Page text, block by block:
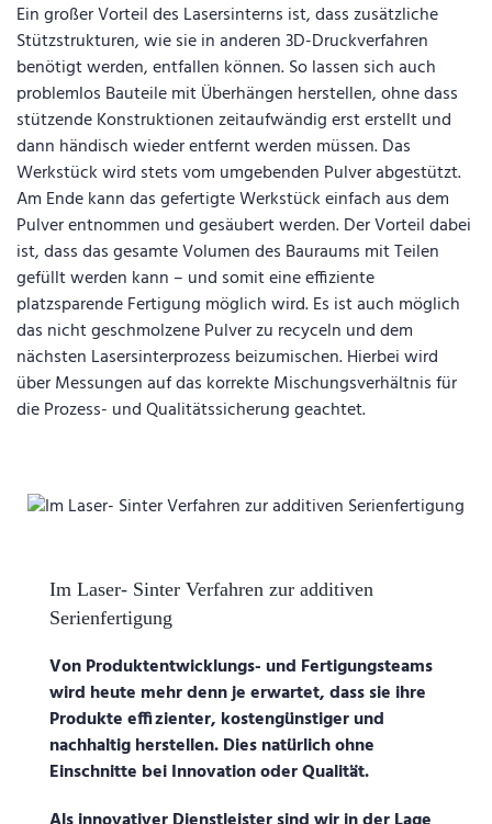
Ein großer Vorteil des Lasersinterns ist, dass zusätzliche
Stützstrukturen, wie sie in anderen 3D-Druckverfahren
benötigt werden, entfallen können. So lassen sich auch
problemlos Bauteile mit Überhängen herstellen, ohne dass
stützende Konstruktionen zeitaufwändig erst erstellt und
dann händisch wieder entfernt werden müssen. Das
Werkstück wird stets vom umgebenden Pulver abgestützt.
Am Ende kann das gefertigte Werkstück einfach aus dem
Pulver entnommen und gesäubert werden. Der Vorteil dabei
ist, dass das gesamte Volumen des Bauraums mit Teilen
gefüllt werden kann – und somit eine effiziente
platzsparende Fertigung möglich wird. Es ist auch möglich
das nicht geschmolzene Pulver zu recyceln und dem
nächsten Lasersinterprozess beizumischen. Hierbei wird
über Messungen auf das korrekte Mischungsverhältnis für
die Prozess- und Qualitätssicherung geachtet.
Im Laser- Sinter Verfahren zur additiven
Serienfertigung
Von Produktentwicklungs- und Fertigungsteams
wird heute mehr denn je erwartet, dass sie ihre
Produkte effizienter, kostengünstiger und
nachhaltig herstellen. Dies natürlich ohne
Einschnitte bei Innovation oder Qualität.